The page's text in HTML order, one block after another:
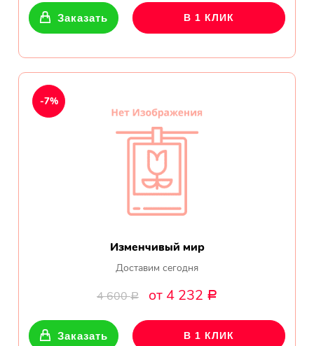
Заказать В 1 КЛИК
Изменчивый мир
Доставим сегодня
4 600Р от 4 232 Р
-7%
Заказать В 1 КЛИК